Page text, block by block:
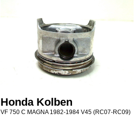
Honda Kolben
VF 750 C MAGNA 1982-1984 V45 (RC07-RC09)